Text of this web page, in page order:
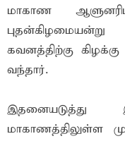
மாகாண
கவனத்திற்கு
வந்தார்.
இதனையடுத்து
மாகாணத்திலுள்ள